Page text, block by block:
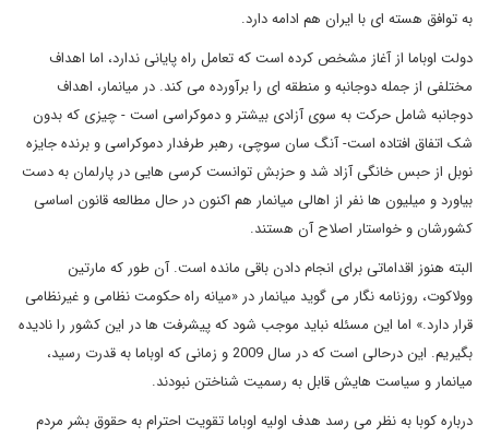
به توافق هسته ای با ایران هم ادامه دارد.
دولت اوباما از آغاز مشخص کرده است که تعامل راه پایانی ندارد، اما اهداف
مختلفی از جمله دوجانبه و منطقه ای را برآورده می کند. در میانمار، اهداف
دوجانبه شامل حرکت به سوی آزادی بیشتر و دموکراسی است - چیزی که بدون
شک اتفاق افتاده است- آنگ سان سوچی، رهبر طرفدار دموکراسی و برنده جایزه
نوبل از حبس خانگی آزاد شد و حزبش توانست کرسی هایی در پارلمان به دست
بیاورد و میلیون ها نفر از اهالی میانمار هم اکنون در حال مطالعه قانون اساسی
کشورشان و خواستار اصلاح آن هستند.
البته هنوز اقداماتی برای انجام دادن باقی مانده است. آن طور که مارتین
وولاکوت، روزنامه نگار می گوید میانمار در «میانه راه حکومت نظامی و غیرنظامی
قرار دارد.» اما این مسئله نباید موجب شود که پیشرفت ها در این کشور را نادیده
بگیریم. این درحالی است که در سال 2009 و زمانی که اوباما به قدرت رسید،
میانمار و سیاست هایش قابل به رسمیت شناختن نبودند.
درباره کوبا به نظر می رسد هدف اولیه اوباما تقویت احترام به حقوق بشر مردم